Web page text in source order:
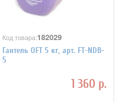
Код товара:182029
Гантель OFT 5 кг, арт. FT-NDB-
5
1 360 р.